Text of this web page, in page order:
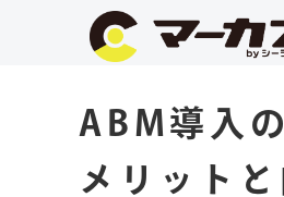
ABM導入
メリット